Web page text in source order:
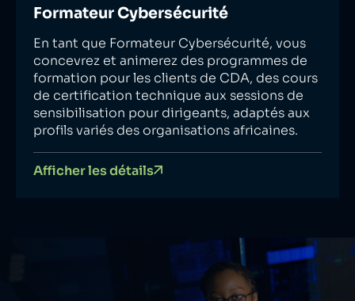
Formateur Cybersécurité
En tant que Formateur Cybersécurité, vous
concevrez et animerez des programmes de
formation pour les clients de CDA, des cours
de certification technique aux sessions de
sensibilisation pour dirigeants, adaptés aux
profils variés des organisations africaines.
Afficher les détails